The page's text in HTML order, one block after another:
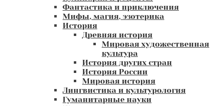
Фантастика и приключения
Мифы, магия, эзотерика
История
Древняя история
Мировая художественная
культура
История других стран
История России
Мировая история
Лингвистика и культурология
Гуманитарные науки